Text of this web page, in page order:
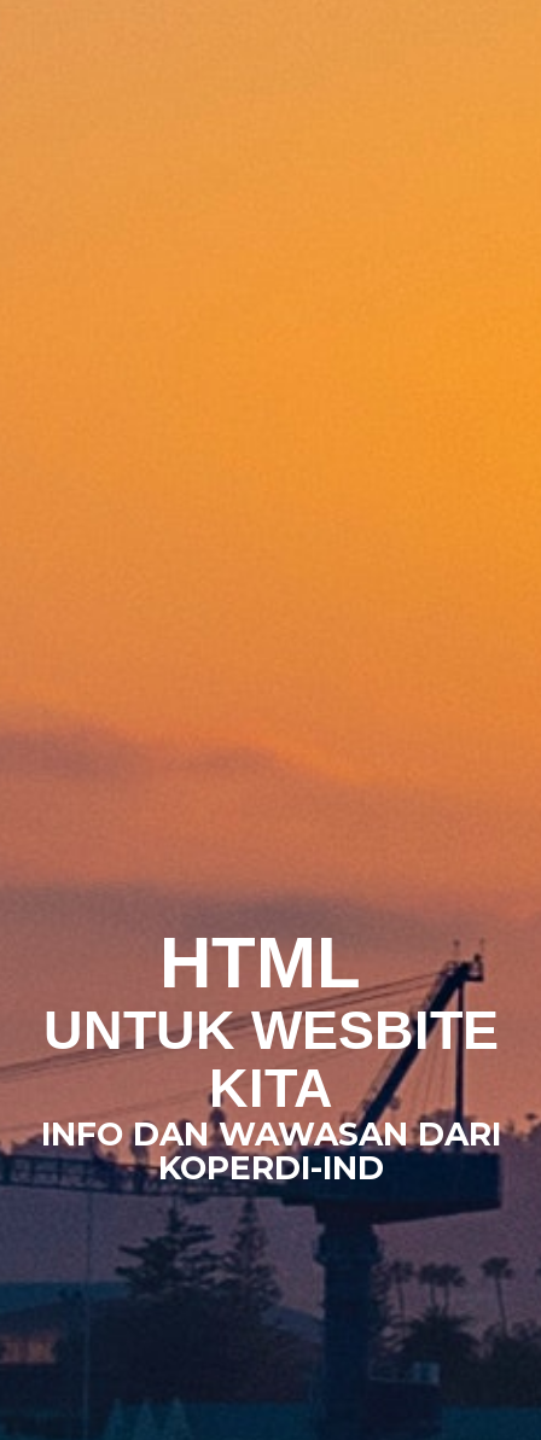
HTML
UNTUK WESBITE
KITA
INFO DAN WAWASAN DARI
KOPERDI-IND